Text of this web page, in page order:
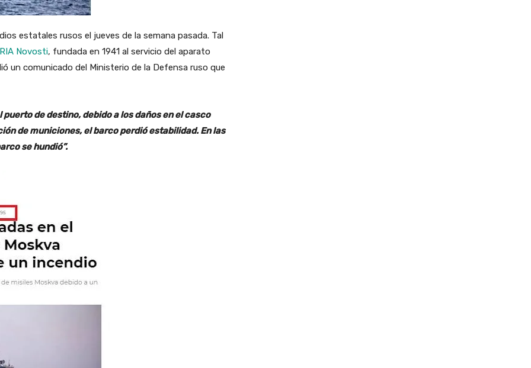
estatales rusos el jueves de la semana pasada. Tal
RIA Novosti, fundada en 1941 al servicio del aparato
un comunicado del Ministerio de la Defensa ruso que
de destino, debido a los daños en el casco
de municiones, el barco perdió estabilidad. En las
se hundió”.